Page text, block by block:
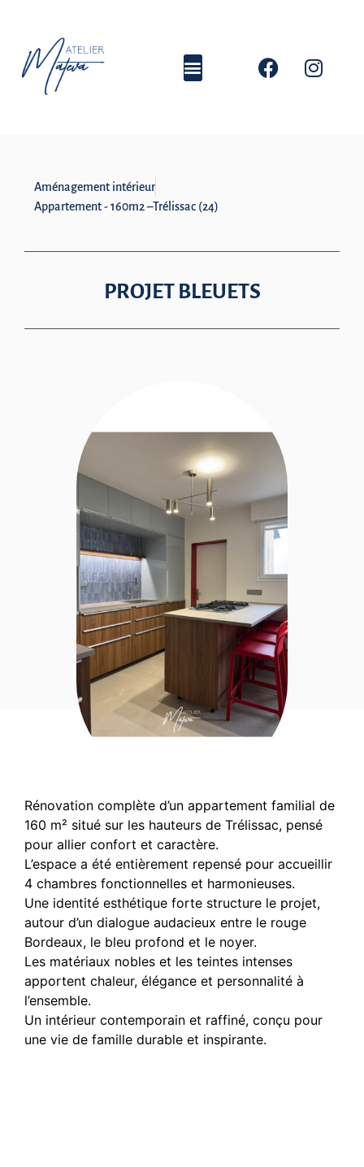
Aménagement intérieur
Appartement - 160m2 –Trélissac (24)
PROJET BLEUETS
Rénovation complète d’un appartement familial de
160 m² situé sur les hauteurs de Trélissac, pensé
pour allier confort et caractère.
L’espace a été entièrement repensé pour accueillir
4 chambres fonctionnelles et harmonieuses.
Une identité esthétique forte structure le projet,
autour d’un dialogue audacieux entre le rouge
Bordeaux, le bleu profond et le noyer.
Les matériaux nobles et les teintes intenses
apportent chaleur, élégance et personnalité à
l’ensemble.
Un intérieur contemporain et raffiné, conçu pour
une vie de famille durable et inspirante.